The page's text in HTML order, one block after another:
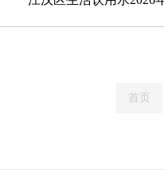
首页